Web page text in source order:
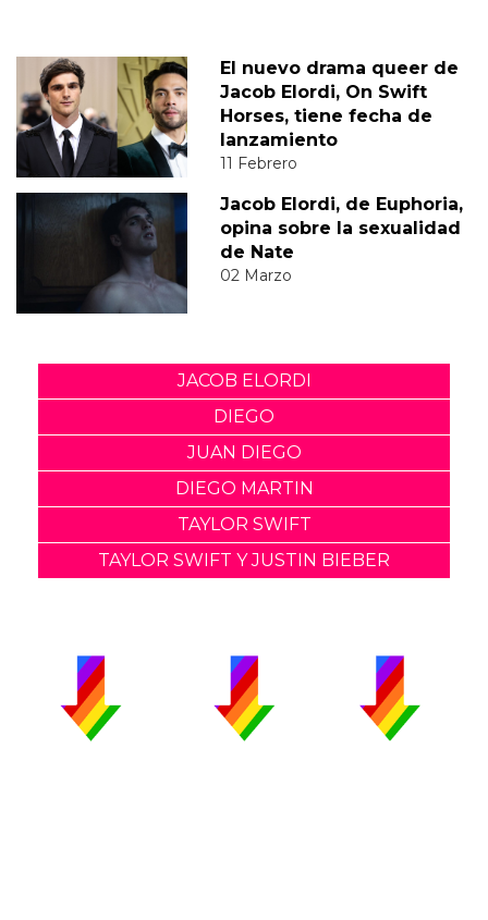
El nuevo drama queer de
Jacob Elordi, On Swift
Horses, tiene fecha de
lanzamiento
11 Febrero
Jacob Elordi, de Euphoria,
opina sobre la sexualidad
de Nate
02 Marzo
JACOB ELORDI
DIEGO
JUAN DIEGO
DIEGO MARTIN
TAYLOR SWIFT
TAYLOR SWIFT Y JUSTIN BIEBER